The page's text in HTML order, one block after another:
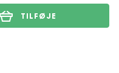
TILFØJE